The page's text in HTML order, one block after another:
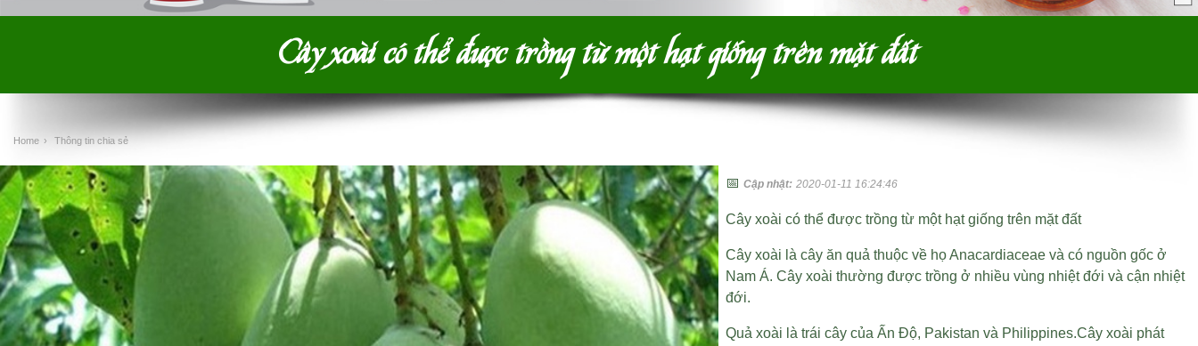
Cây xoài có thể được trồng từ một hạt giống trên mặt đất
Home › Thông tin chia sẻ
📅Cập nhật: 2020-01-11 16:24:46
Cây xoài có thể được trồng từ một hạt giống trên mặt đất
Cây xoài là cây ăn quả thuộc về họ Anacardiaceae và có nguồn gốc ở
Nam Á. Cây xoài thường được trồng ở nhiều vùng nhiệt đới và cận nhiệt
đới.
Quả xoài là trái cây của Ấn Độ, Pakistan và Philippines.Cây xoài phát